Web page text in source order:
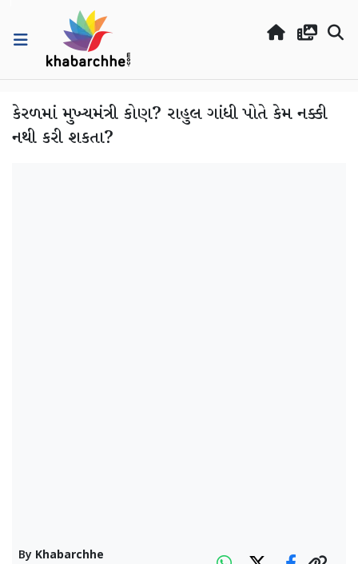
કેરળમાં મુખ્યમંત્રી કોણ? રાહુલ ગાંધી પોતે કેમ નક્કી
નથી કરી શકતા?
By Khabarchhe